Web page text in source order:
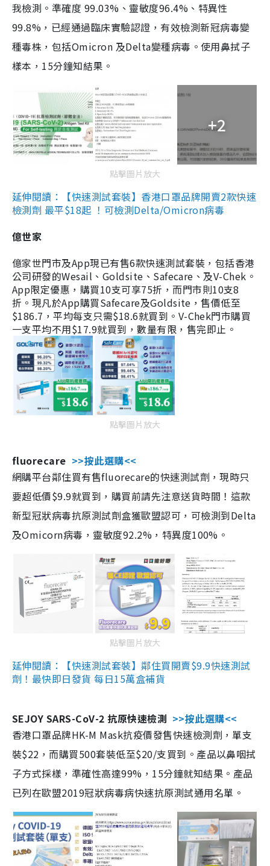
我檢測。準確度 99.03%、靈敏度96.4%、特異性
99.8%，已經通過臨床實驗認證，有效檢測新冠病毒變
種毒株，包括Omicron 及Delta變種病毒。使用鼻拭子
樣本，15分鐘知結果。
+2
點擊圖片放大
延伸閱讀：【快速測試套裝】香港口罩品牌開賣2款快速
檢測劑 最平$18起 ！可檢測Delta/Omicron病毒
億世家
億家世門市及App現已有售6款快速測試套裝，包括香港
公司研發的Wesail、Goldsite、Safecare、及V-Chek。
App限定優惠，購買10支可享75折，而門市則10支8
折。現凡於App購買Safecare及Goldsite，售價低至
$186.7，平均每支只需$18.6就買到。V-Chek門市購買
一支平均不用$17.9就買到，數量有限，售完即止。
點擊圖片放大
fluorecare >>按此選購<<
網購平台鄰住買有售fluorecare的快速測試劑，現時只
要超低價$9.9就買到，購買前請先注意送貨時間！這款
新型冠狀病毒抗原測試劑盒獲歐盟認可，可檢測到Delta
及Omicorn病毒，靈敏度92.2%，特異度100%。
點擊圖片放大
延伸閱讀：【快速測試套裝】鄰住買開賣$9.9快速測試
劑！最快即日發貨 每日15萬盒補貨
SEJOY SARS-CoV-2 抗原快速檢測 >>按此選購<<
香港口罩品牌HK-M Mask抗疫價發售快速檢測劑，單支
裝$22，而購買500套裝低至$20/支買到。產品以鼻咽拭
子方式採樣，準確性高達99%，15分鐘就知結果。產品
已列在歐盟2019冠狀病毒病快速抗原測試通用名單。